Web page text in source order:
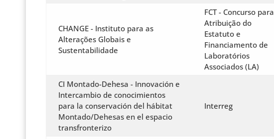
CHANGE - Instituto para as
Alterações Globais e
Sustentabilidade
FCT - Concurso para
Atribuição do
Estatuto e
Financiamento de
Laboratórios
Associados (LA)
CI Montado-Dehesa - Innovación e
Intercambio de conocimientos
para la conservación del hábitat
Montado/Dehesas en el espacio
transfronterizo
Interreg